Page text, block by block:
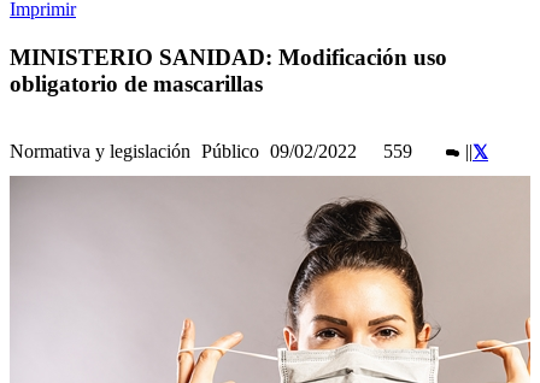
Imprimir
MINISTERIO SANIDAD: Modificación uso
obligatorio de mascarillas
Normativa y legislación Público 09/02/2022 559 ||